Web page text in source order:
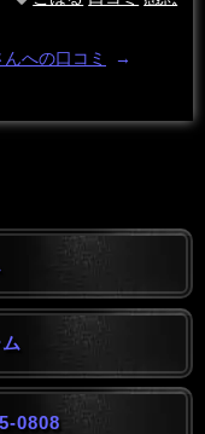
への口コミ →
0808